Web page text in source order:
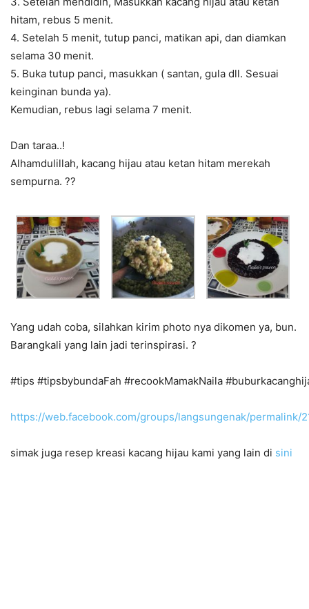
hitam, rebus 5 menit.
4. Setelah 5 menit, tutup panci, matikan api, dan diamkan
selama 30 menit.
5. Buka tutup panci, masukkan ( santan, gula dll. Sesuai
keinginan bunda ya).
Kemudian, rebus lagi selama 7 menit.
Dan taraa..!
Alhamdulillah, kacang hijau atau ketan hitam merekah
sempurna. ??
Yang udah coba, silahkan kirim photo nya dikomen ya, bun.
Barangkali yang lain jadi terinspirasi. ?
#tips #tipsbybundaFah #recookMamakNaila #
https://web.facebook.com/groups/langsungenak/permalink/
simak juga resep kreasi kacang hijau kami yang lain di sini